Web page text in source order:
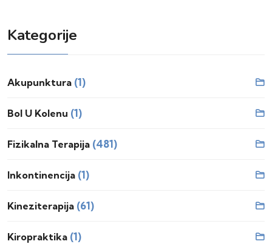
Kategorije
Akupunktura (1)
Bol U Kolenu (1)
Fizikalna Terapija (481)
Inkontinencija (1)
Kineziterapija (61)
Kiropraktika (1)